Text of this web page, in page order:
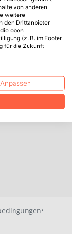
·
von anderen
weitere
den Drittanbieter
oben
(z. B. im Footer
für die Zukunft
Anpassen